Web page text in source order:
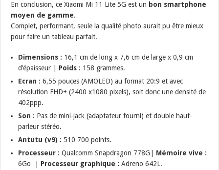
En conclusion, ce Xiaomi Mi 11 Lite 5G est un bon smartphone
moyen de gamme.
Complet, performant, seule la qualité photo aurait pu être mieux
pour faire un tableau parfait.
Dimensions : 16,1 cm de long x 7,6 cm de large x 0,9 cm
d’épaisseur | Poids : 158 grammes.
Ecran : 6,55 pouces (AMOLED) au format 20:9 et avec
résolution FHD+ (2400 x1080 pixels), soit donc une densité de
402ppp.
Son : Pas de mini-jack (adaptateur fourni) et double haut-
parleur stéréo.
Antutu (v9) : 510 700 points.
Processeur : Qualcomm Snapdragon 778G| Mémoire vive :
6Go | Processeur graphique : Adreno 642L.